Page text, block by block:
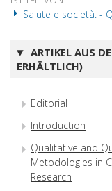
Salute e società. -
ARTIKEL AUS
ERHÄLTLICH)
Editorial
Introduction
Qualitative and
Metodologies in
Research